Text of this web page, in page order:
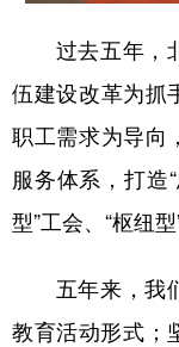
多语种频道
English
Русский
Deutsch
过去五年，北
伍建设改革为抓
职工需求为导向
服务体系，打造
型”工会、“枢纽型
五年来，我们
教育活动形式；